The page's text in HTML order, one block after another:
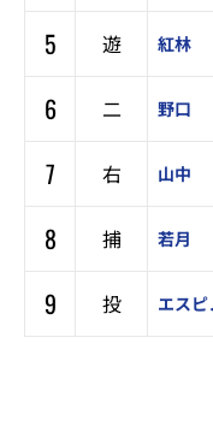
5
遊 紅林
6
二 野口
7
右 山中
8
捕 若月
9
投 エス